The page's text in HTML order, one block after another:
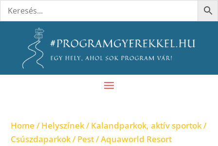
Home /Helyszínek/Kalandparkok, aktív sportok/
Csúszdaparkok/Pest/ Aquaworld Resort